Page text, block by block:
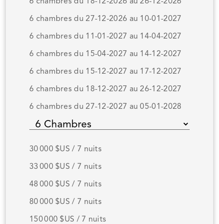
6 chambres du 27-12-2026 au 10-01-2027
6 chambres du 11-01-2027 au 14-04-2027
6 chambres du 15-04-2027 au 14-12-2027
6 chambres du 15-12-2027 au 17-12-2027
6 chambres du 18-12-2027 au 26-12-2027
6 chambres du 27-12-2027 au 05-01-2028
30 000 $US / 7 nuits
33 000 $US / 7 nuits
48 000 $US / 7 nuits
80 000 $US / 7 nuits
150 000 $US / 7 nuits